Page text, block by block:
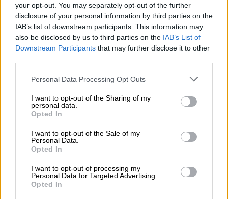
your opt-out. You may separately opt-out of the further
disclosure of your personal information by third parties on the
IAB’s list of downstream participants. This information may
also be disclosed by us to third parties on the IAB’s List of
Downstream Participants that may further disclose it to other
Personal Data Processing Opt Outs
I want to opt-out of the Sharing of my
personal data.
Opted In
I want to opt-out of the Sale of my
Personal Data.
Opted In
I want to opt-out of processing my
Personal Data for Targeted Advertising.
Opted In
Internationaal Pils
das "bierige" bier - märzen
Puntigamer
€ 2,89
MEHRWEG
Spring aan boord!
'Schrijf je in voor de nieuwsbrief'